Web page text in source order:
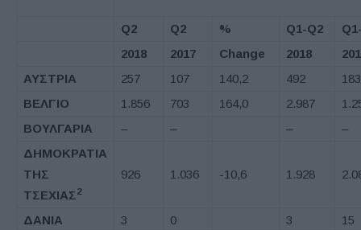
Q2 Q2 % Q1-Q2
2018
2017 Change 2018
ΑΥΣΤΡΙΑ
257 107 140,2 492
183
ΒΕΛΓΙΟ
1.856 703 164,0 2.987
ΒΟΥΛΓΑΡΙΑ
– – –
–
ΔΗΜΟΚΡΑΤΙΑ
ΤΗΣ
ΤΣΕΧΙΑΣ 2
926 1.036 -10,6 1.928
ΔΑΝΙΑ 3 0 3
15